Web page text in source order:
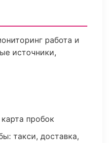
работа и
источники,
пробок
такси, доставка,